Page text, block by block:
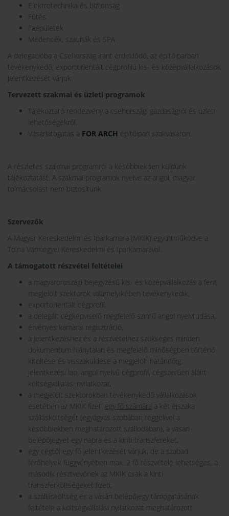
Elektrotechnika és biztonság
Fűtés
Faépületek
Medencék, szaunák és SPA
A delegációba a Csehország iránt érdeklődő, az építőiparban
tevékenykedő, exportorientált cégprofilú kis- és középvállalkozások
jelentkezését várjuk.
Tervezett szakmai és üzleti programok
Tájékoztató rendezvény a csehországi gazdaságról és üzleti
lehetőségekről.
Vásárlátogatás a FOR ARCH építőipari szakvásáron.
A részletes szakmai programról a későbbiekben küldünk
tájékoztatást. A szakmai programok nyelve az angol, magyar
tolmácsolást nem biztosítunk.
Szervezők
A Magyar Kereskedelmi és Iparkamara (MKIK) együttműködve a
Tolna Vármegyei Kereskedelmi és Iparkamarával.
A támogatott részvétel feltételei
a magyaroroszági bejegyzésű kis- és középvállalkozás a fent
megjelölt szektorok valamelyikében tevékenykedik,
exportorientált cégprofil,
a delegált cégképviselő megfelelő szintű angol nyelvtudása,
érvényes kamarai regisztráció,
a jelentkezéshez és a részvételhez szükséges minden
dokumentum hiánytalan és megfelelő minőségben történő
kitöltése és visszaküldése a megjelölt határidőig:
jelentkezési lap, angol nyelvű cégprofil, cégszerűen aláírt
költségvállalási nyilatkozat,
a megjelölt szektorokban tevékenykedő vállalkozások
esetében az MKIK fizeti egy fő számára a két éjszaka
szállásköltségét (egyágyas szobában reggelivel a
későbbiekben meghatározott szállodában), a vásári
belépőjegyet egy napra és a kinti transzfereket,
egy cégtől egy fő jelentkezését várjuk, de a szabad
férőhelyek függvényében max. 2 fő részvétele lehetséges, a
második résztvevőnek az MKIK csak a kinti
transzferköltségeket fizeti,
a szállásköltség és a vásári belépőjegy támogatásának
feltétele a költségvállalási nyilatkozat meghatározott